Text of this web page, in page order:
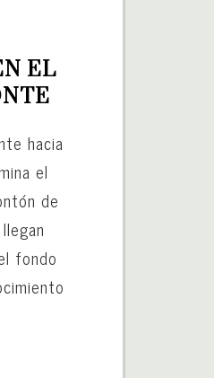
EL
hacia
el
de
fondo